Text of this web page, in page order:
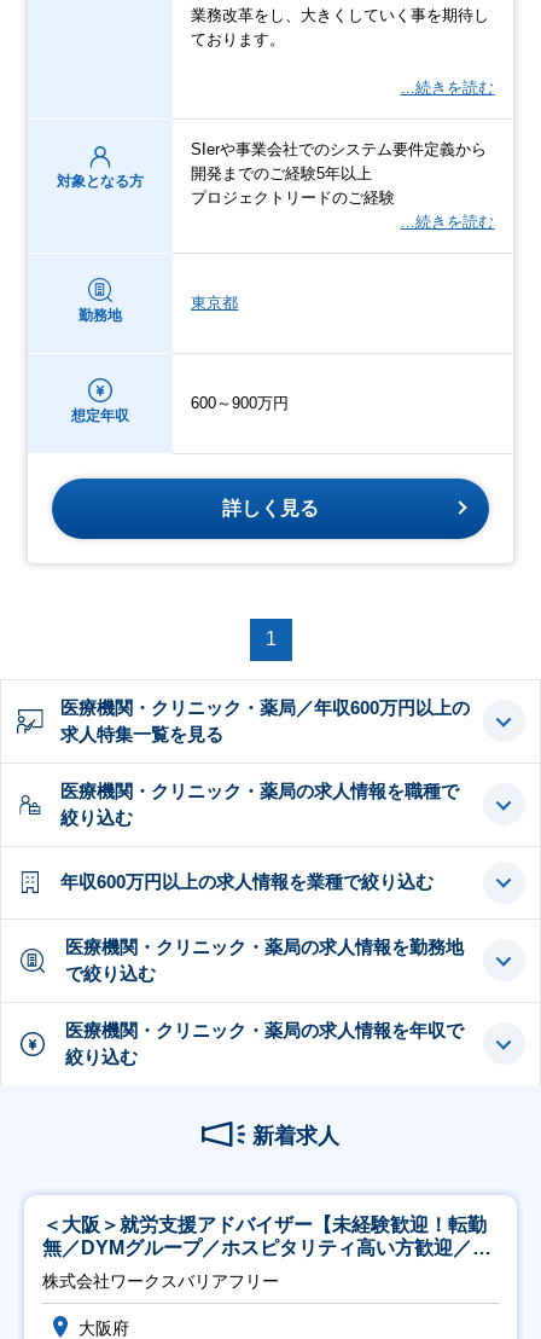
業務改革をし、大きくしていく事を期待し
ております。
…続きを読む
対象となる方
SIerや事業会社でのシステム要件定義から
開発までのご経験5年以上
プロジェクトリードのご経験
…続きを読む
勤務地
東京都
想定年収
600～900万円
詳しく見る
1
医療機関・クリニック・薬局／年収600万円以上の
求人特集一覧を見る
医療機関・クリニック・薬局の求人情報を職種で
絞り込む
年収600万円以上の求人情報を業種で絞り込む
医療機関・クリニック・薬局の求人情報を勤務地
で絞り込む
医療機関・クリニック・薬局の求人情報を年収で
絞り込む
新着求人
＜大阪＞就労支援アドバイザー【未経験歓迎！転勤
無／DYMグループ／ホスピタリティ高い方歓迎／土
日祝】
株式会社ワークスバリアフリー
大阪府